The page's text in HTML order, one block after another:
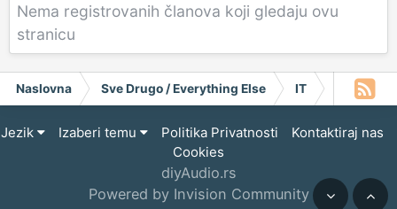
Nema registrovanih članova koji gledaju ovu
stranicu
Naslovna Sve Drugo / Everything Else IT
Jezik Izaberi temu Politika Privatnosti
Kontaktiraj nas
Cookies
diyAudio.rs
Powered by Invision Community